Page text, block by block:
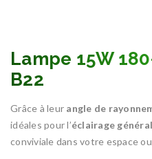
Lampe 15W
B22
Grâce à leur angle de
idéales pour l’éclairage général
conviviale dans votre espace